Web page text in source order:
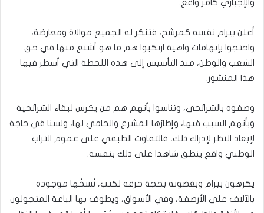
والإجباري كأمر واقع.
أعلن بيرام نفسه كمرشح، فتنكر له الجميع موالاة ومعارضة،
واحتجوا بإتهامات واهية ارتكبوا هم ما هو أشنع منها في حق
الشعب والوطن، منذ التأسيس إلى هذه اللحظة التي أسطر فيها
هذا المنشور.
وصفوه بالشرائحي، وتناسوا بأنهم هم من يكرس لبقاء الشرائحية
وبأنهم السبب فيها، وإطارَها المشرع والحامي لها، ولسنا في حاجة
لإبعاد النظر لإدراك ذلك، فالتفاوت الطبقي على عموم التراب
الوطني واقع ينطق شاهدا على ذلك بنفسه.
يكرهون بيرام وبغضونه بحجة حرقه لكتب، نُسخُها موجودة
بالآلاف على الأرصفة، وفي الأسواق، ويطوف بها الباعة المتجولون